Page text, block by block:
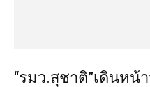
“รมว.สุชาติ”เดินหน้